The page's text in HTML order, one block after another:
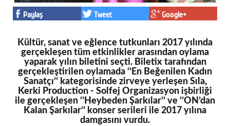
Paylaş Tweet Google+
Kültür, sanat ve eğlence tutkunları 2017 yılında
gerçekleşen tüm etkinlikler arasından oylama
yaparak yılın biletini seçti. Biletix tarafından
gerçekleştirilen oylamada ‘’En Beğenilen Kadın
Sanatçı’’ kategorisinde zirveye yerleşen Sıla,
Kerki Production - Solfej Organizasyon işbirliği
ile gerçekleşen ‘’Heybeden Şarkılar’’ ve ‘’ON’dan
Kalan Şarkılar’’ konser serileri ile 2017 yılına
damgasını vurdu.